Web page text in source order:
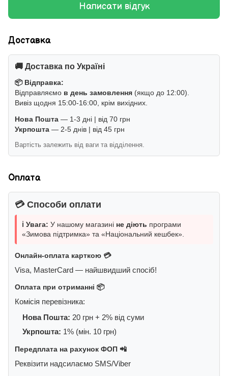
Написати відгук
Доставка
🚚 Доставка по Україні
📦 Відправка:
Відправляємо в день замовлення (якщо до 12:00).
Вивіз щодня 15:00-16:00, крім вихідних.
Нова Пошта — 1-3 дні | від 70 грн
Укрпошта — 2-5 днів | від 45 грн
Вартість залежить від ваги та відділення.
Оплата
💳 Способи оплати
ℹ️ Увага: У нашому магазині не діють програми
«Зимова підтримка» та «Національний кешбек».
Онлайн-оплата карткою 💳
Visa, MasterCard — найшвидший спосіб!
Оплата при отриманні 📦
Комісія перевізника:
Нова Пошта: 20 грн + 2% від суми
Укрпошта: 1% (мін. 10 грн)
Передплата на рахунок ФОП 📲
Реквізити надсилаємо SMS/Viber